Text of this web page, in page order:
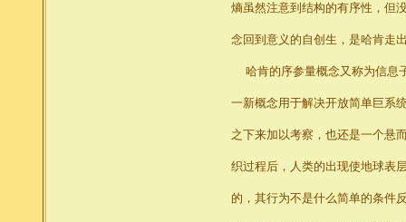
熵虽然注意到结构的有序性，但
念回到意义的自创生，是哈肯
哈肯的序参量概念又称为信息
一新概念用于解决开放简单巨系
之下来加以考察，也还是一个悬
织过程后，人类的出现使地球表
的，其行为不是什么简单的条件